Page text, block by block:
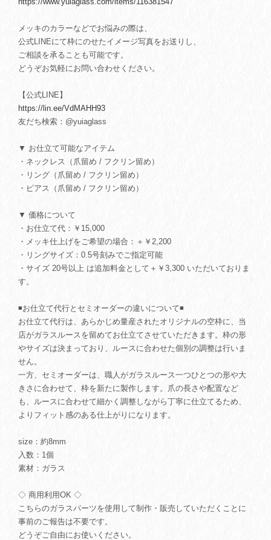
メッキのカラーなどでお悩みの際は、
公式LINEにて枠にのせたイメージ写真をお送りし、
ご相談を承ることも可能です。
どうぞお気軽にお問い合わせください。
【公式LINE】
https://lin.ee/VdMAHH93
友だち検索：@yuiaglass
▼ お仕立て可能なアイテム
・ネックレス（爪留め / フクリン留め）
・リング（爪留め / フクリン留め）
・ピアス（爪留め / フクリン留め）
▼ 価格について
・お仕立て代：￥15,000
・メッキ仕上げをご希望の場合：＋￥2,200
・リングサイズ：0.5号刻みでご指定可能
・サイズ 20号以上 は追加料金として＋￥3,300 いただいておりま
す。
◾️お仕立て代行とセミオーダーの違いについて◾️
お仕立て代行は、あらかじめ量産されたオリジナルの空枠に、当
店がガラスルースを留めてお仕立てさせていただきます。枠の形
やサイズは決まっており、ルースに合わせた個別の調整は行いま
せん。
一方、セミオーダーは、職人がガラスルース一つひとつの形や大
きさに合わせて、枠を新たに製作します。爪の長さや配置など
も、ルースに合わせて細かく調整しながら丁寧に仕立てるため、
よりフィット感のある仕上がりになります。
size：約8mm
入数：1個
素材：ガラス
◇ 商用利用OK ◇
こちらのガラスパーツを使用して制作・販売していただくことに
事前のご報告は不要です。
どうぞご自由にお使いください。